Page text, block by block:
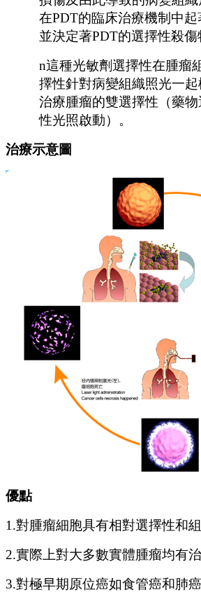
在PDT的臨床治療機制中起
並決定著PDT的選擇性殺傷
n這種光敏劑選擇性在腫瘤
擇性針對病變組織照光一
治療腫瘤的雙選擇性（藥
性光照啟動）。
治療示意圖
優點
1.對腫瘤細胞具有相對選擇性和
2.實際上對大多數實體腫瘤均有
3.對極早期原位癌如食管癌和肺